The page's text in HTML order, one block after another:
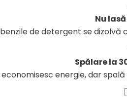
Nu
benzile de detergent se dizolvă
Spălare la
economisesc energie, dar